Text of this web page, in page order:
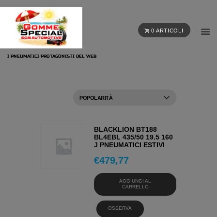
0 ARTICOLI
I PNEUMATICI PROTAGONISTI DEL WEB
BLACKLION BT188
BL4EBL 435/50 19.5 160
J PNEUMATICI ESTIVI
€479,77
AGGIUNGI AL
CARRELLO
OSSERVA